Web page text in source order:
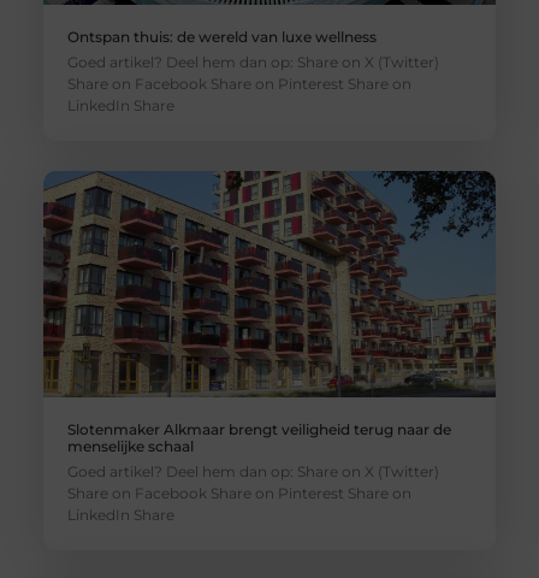
Ontspan thuis: de wereld van luxe wellness
Goed artikel? Deel hem dan op: Share on X (Twitter)
Share on Facebook Share on Pinterest Share on
LinkedIn Share
Slotenmaker Alkmaar brengt veiligheid terug naar de
menselijke schaal
Goed artikel? Deel hem dan op: Share on X (Twitter)
Share on Facebook Share on Pinterest Share on
LinkedIn Share